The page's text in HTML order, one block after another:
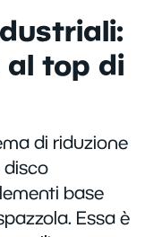
al top di
di riduzione
disco
base
Essa è